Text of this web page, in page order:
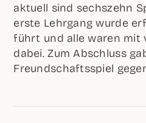
aktu­ell sind sechs­zehn
ers­te Lehr­gang wur­de
führt und alle waren mit
dabei. Zum Abschluss
Freund­schafts­spiel